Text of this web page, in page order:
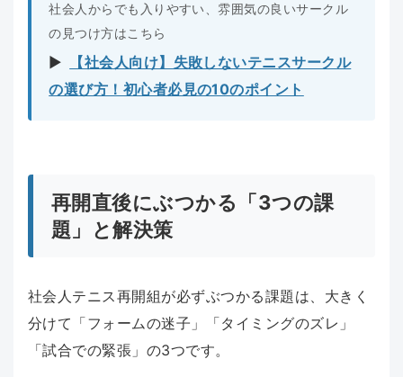
社会人からでも入りやすい、雰囲気の良いサークル
の見つけ方はこちら
▶︎
【社会人向け】失敗しないテニスサークル
の選び方！初心者必見の10のポイント
再開直後にぶつかる「3つの課
題」と解決策
社会人テニス再開組が必ずぶつかる課題は、大きく
分けて「フォームの迷子」「タイミングのズレ」
「試合での緊張」の3つです。